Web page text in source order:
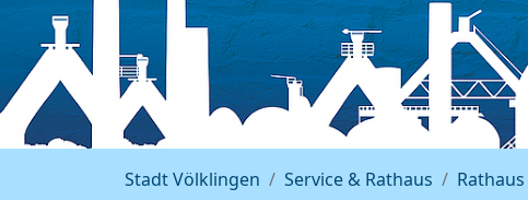
Stadt Völklingen Service & Rathaus Rathaus